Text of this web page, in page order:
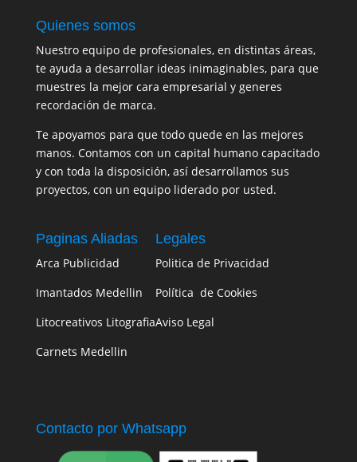
Quienes somos
Nuestro equipo de profesionales, en distintas áreas,
te ayuda a desarrollar ideas inimaginables, para que
muestres la mejor cara empresarial y generes
recordación de marca.
Te apoyamos para que todo quede en las mejores
manos. Contamos con un capital humano capacitado
y con toda la disposición, así desarrollamos sus
proyectos, con un equipo liderado por usted.
Paginas Aliadas
Arca Publicidad
Imantados Medellin
Litocreativos Litografia
Carnets Medellin
Legales
Politica de Privacidad
Política de Cookies
Aviso Legal
Contacto por Whatsapp